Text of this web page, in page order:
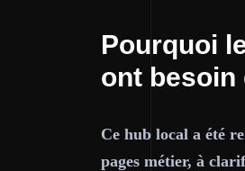
Pourquoi
ont
Ce hub local a été
pages métier, à